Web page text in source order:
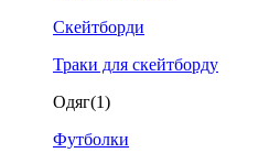
Скейтборди
Траки для скейтборду
Одяг(1)
Футболки